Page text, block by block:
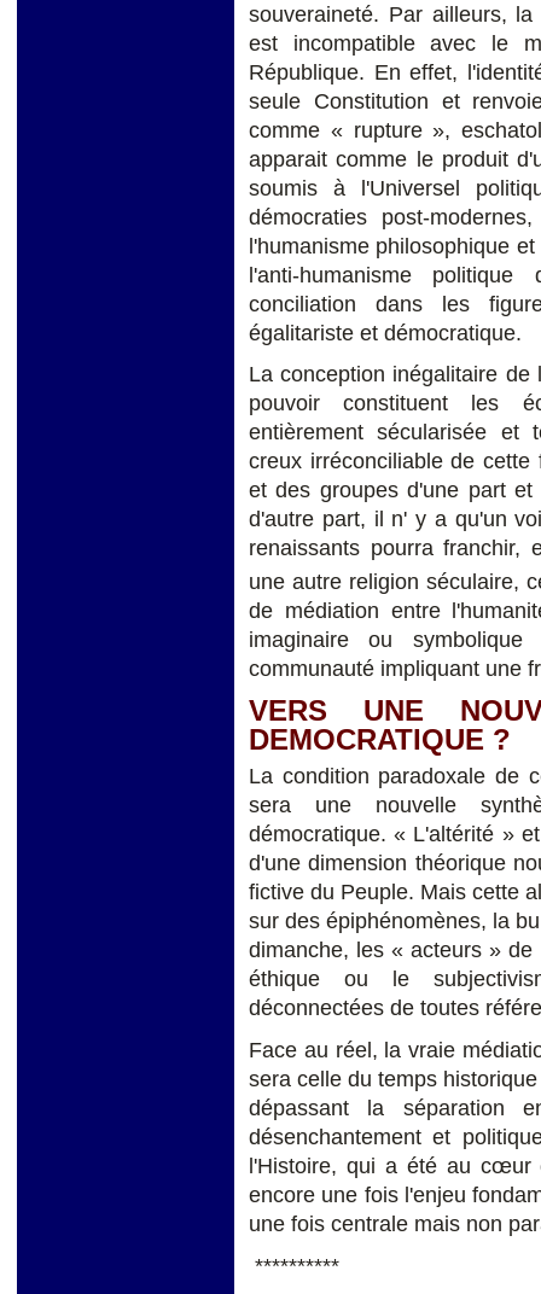
souveraineté. Par ailleurs, la
est incompatible avec le
République. En effet,
seule Constitution et
comme « rupture »,
apparait comme le produit
soumis à l'Universel
démocraties post-
l'humanisme philosophique
l'anti-humanisme
conciliation dans les
égalitariste et démocratique.
La conception inégalitaire
pouvoir constituent les
entièrement sécularisée et
creux irréconciliable de
et des groupes d'une part et
d'autre part, il n' y a qu'un
renaissants pourra franchir,
une autre religion séculaire,
de médiation entre
imaginaire ou
communauté impliquant une
VERS UNE
DEMOCRATIQUE ?
La condition paradoxale de
sera une nouvelle
démocratique. « L'altérité »
d'une dimension théorique
fictive du Peuple. Mais cette
sur des épiphénomènes, la
dimanche, les « acteurs »
éthique ou le
déconnectées de toutes
Face au réel, la vraie
sera celle du temps
dépassant la séparation
désenchantement et
l'Histoire, qui a été au cœur
encore une fois l'enjeu
une fois centrale mais non
**********